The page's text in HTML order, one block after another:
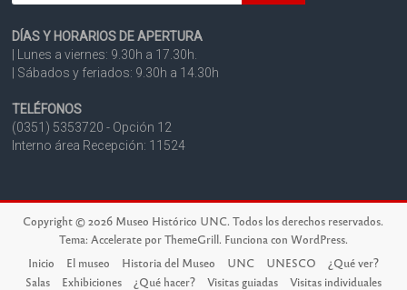
DÍAS Y HORARIOS DE APERTURA
| Lunes a viernes: 9.30h a 17.30h.
| Sábados y feriados: 9.30h a 14.30h
TELÉFONOS
(0351) 5353720 - Opción 12
Interno área Recepción: 11524
Copyright © 2026 Museo Histórico UNC. Todos los derechos reservados.
Tema: Acceleratepor ThemeGrill. Funciona con WordPress.
Inicio
El museo Historia del Museo UNC UNESCO
¿Qué ver?
Salas
Exhibiciones ¿Qué hacer? Visitas guiadas Visitas individuales